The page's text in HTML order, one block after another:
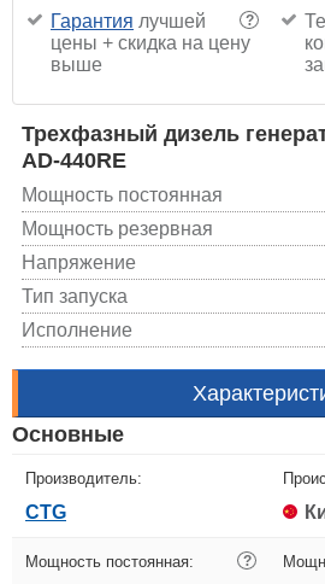
?
Гарантия лучшей
цены + скидка на цену
выше
Трехфазный дизель
AD-440RE
Мощность постоянная
Мощность резервная
Напряжение
Тип запуска
Исполнение
Основные
Производитель:
CTG
Мощность постоянная: ?